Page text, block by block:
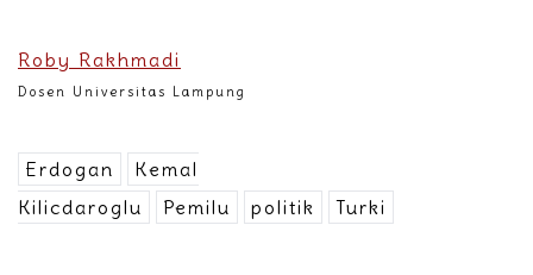
Roby Rakhmadi
Dosen Universitas Lampung
Erdogan
Kemal
Kilicdaroglu
Pemilu politik Turki